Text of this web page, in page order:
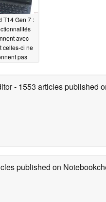
T14 Gen 7 :
avec
celles-ci ne
pas
- 1553 articles published
published on